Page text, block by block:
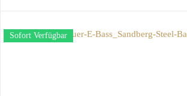
Sofort Verfügbar